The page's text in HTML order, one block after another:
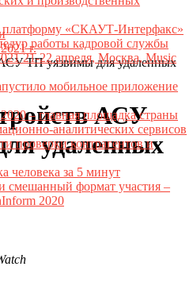
«СКАУТ-Интерфакс»
работы кадровой службы
21-22 апреля, Москва, Music
мобильное приложение
– главная площадка страны
аналитических сервисов
проверки контрагентов и
человека за 5 минут
смешанный формат участия –
2020
г.
ТП уязвимы для удаленных
АСУ
удаленных